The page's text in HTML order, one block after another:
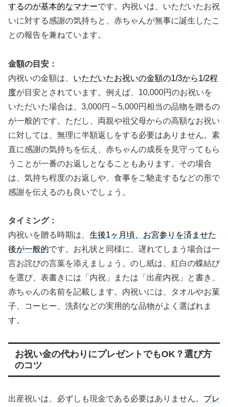
するのが基本的なマナーです。内祝いは、いただいたお祝
いに対する感謝の気持ちと、赤ちゃんが無事に誕生したこ
との報告を兼ねています。
金額の目安：
内祝いの金額は、 いただいたお祝いの金額の1/3から1/2程
度が目安とされています。例えば、10,000円のお祝いを
いただいた場合は、3,000円～5,000円相当の品物を贈るの
が一般的です。ただし、両親や祖父母からの高額なお祝い
に対しては、無理に半額返しをする必要はありません。素
直に感謝の気持ちを伝え、赤ちゃんの成長を見守ってもら
うことが一番のお返しとなることもあります。その場合
は、気持ち程度のお返しや、食事をご馳走するなどの形で
感謝を伝えるのも良いでしょう。
タイミング：
内祝いを贈る時期は、 生後1ヶ月頃、お宮参りを済ませた
後が一般的です。お礼状と同様に、遅れてしまう場合は一
言お詫びの言葉を添えましょう。のし紙は、紅白の蝶結び
を選び、表書きには「内祝」または「出産内祝」と書き、
赤ちゃんの名前を記載します。内祝いには、タオルやお菓
子、コーヒー、洗剤などの実用的な品物がよく選ばれま
す。
お祝い金の代わりにプレゼントでもOK？選び方
のコツ
出産祝いは、必ずしも現金である必要はありません。 プレ